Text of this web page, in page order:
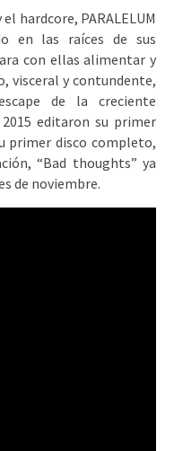
hardcore, PARALELUM
en las raíces de sus
con ellas alimentar y
visceral y contundente,
de la creciente
editaron su primer
primer disco completo,
“Bad thoughts” ya
de noviembre.